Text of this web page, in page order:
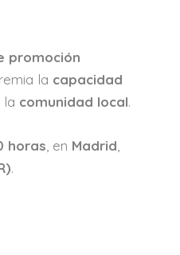
promoción
la capacidad
la comunidad local.
horas , en Madrid
.